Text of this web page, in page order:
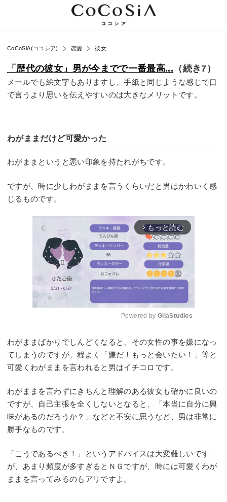
CoCoSiA(ココシア) 恋愛 彼女
「歴代の彼女」男が今までで一番最高... （続き7）
メールでも絵文字もありますし、手紙と同じような感じで口
で言うより思いを伝えやすいのは大きなメリットです。
わがままだけど可愛かった
わがままというと悪い印象を持たれがちです。
ですが、時に少しわがままを言うくらいだと男はかわいく感
じるものです。
arrow_forward_ios もっと読む
Powered by GliaStudios
わがままばかりでしんどくなると、その女性の事を嫌になっ
てしまうのですが、程よく「嫌だ！もっと会いたい！」等と
可愛くわがままを言われると男はイチコロです。
わがままを言わずにきちんと理解のある彼女も確かに良いの
ですが、自己主張を全くしないとなると、「本当に自分に興
味があるのだろうか？」などと不安に思うなど、男は非常に
勝手なものです。
「こうであるべき！」というアドバイスは大変難しいです
が、あまり頻度が多すぎるとＮＧですが、時には可愛くわが
ままを言ってみるのもアリですよ。